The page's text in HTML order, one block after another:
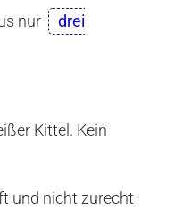
nur
drei
Kittel. Kein
und nicht zurecht